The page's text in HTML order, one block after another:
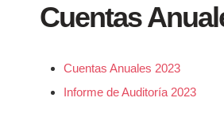
Cuentas
Cuentas Anuales 2023
Informe de Auditoría 2023